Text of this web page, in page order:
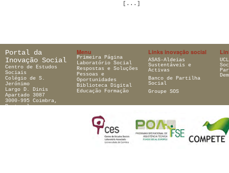
[...]
Portal da
Inovação Social
Centro de Estudos
Sociais
Colégio de S.
Jerónimo
Largo D. Dinis
Apartado 3087
3000-995 Coimbra,
Portugal
Menu
Primeira Página
Laboratório Social
Respostas e Soluções
Pessoas e
Oportunidades
Biblioteca Digital
Educação Formação
Links inovação social
ASAS-Aldeias
Sustentáveis e
Activas
Banco de Partilha
Social
Groupe SOS